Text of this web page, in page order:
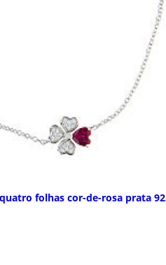
folhas cor-de-rosa prata